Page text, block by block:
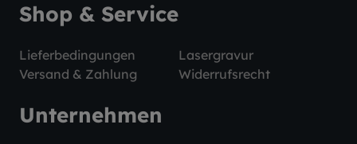
Shop & Service
Lieferbedingungen
Lasergravur
Versand & Zahlung
Widerrufsrecht
Unternehmen